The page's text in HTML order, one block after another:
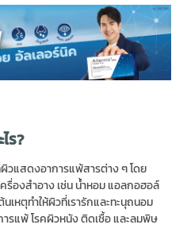
ร?
วแสดงอาการแพ้สารต่าง ๆ โดย
รื่องสำอาง เช่น น้ำหอม แอลกอฮอล์
หตุทำให้ผิวที่เรารักและทะนุถนอม
ารแพ้ โรคผิวหนัง ติดเชื้อ และลมพิษ